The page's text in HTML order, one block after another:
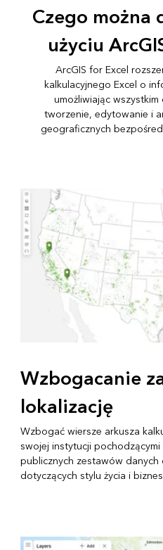
Czego można
użyciu
ArcGIS for Excel
kalkulacyjnego Excel o
umożliwiając
tworzenie, edytowanie i
geograficznych
Wzbogacanie
lokalizację
Wzbogać wiersze arkusza
swojej instytucji
publicznych zestawów
dotyczących stylu życia i